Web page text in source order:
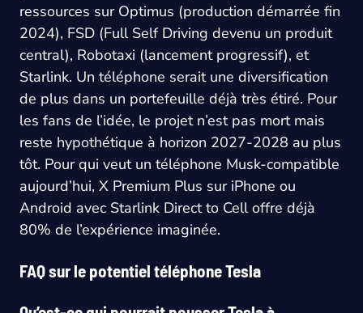
ressources sur Optimus (production démarrée fin
2024), FSD (Full Self Driving devenu un produit
central), Robotaxi (lancement progressif), et
Starlink. Un téléphone serait une diversification
de plus dans un portefeuille déjà très étiré. Pour
les fans de l’idée, le projet n’est pas mort mais
reste hypothétique à horizon 2027-2028 au plus
tôt. Pour qui veut un téléphone Musk-compatible
aujourd’hui, X Premium Plus sur iPhone ou
Android avec Starlink Direct to Cell offre déjà
80% de l’expérience imaginée.
FAQ sur le potentiel téléphone Tesla